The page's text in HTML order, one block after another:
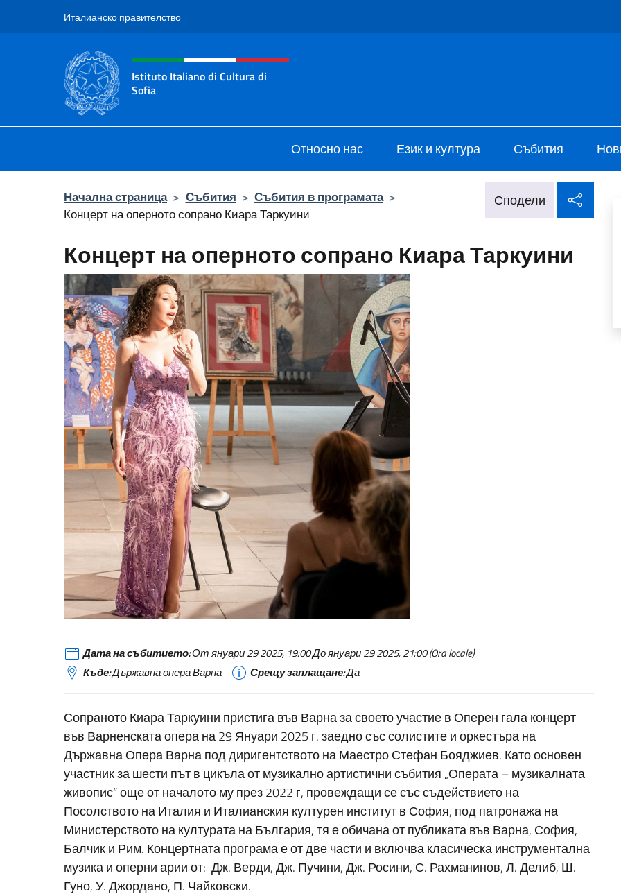
Италианско правителство
Intestazione sito, social e menù
Istituto Italiano di Cultura di
Sofia
Относно нас Език и култура Събития
Начална страница > Събития > Събития в програмата >
Концерт на оперното сопрано Киара Таркуини
Сподели
Концерт на оперното сопрано Киара Таркуини
Дата на събитието:От януари 29 2025, 19:00 До януари 29 2025, 21:00 (Ora locale)
Къде:Държавна опера Варна Срещу заплащане:Да
Сопраното Киара Таркуини пристига във Варна за своето участие в Оперен гала концерт
във Варненската опера на 29 Януари 2025 г. заедно със солистите и оркестъра на
Държавна Опера Варна под диригентството на Маестро Стефан Бояджиев. Като основен
участник за шести път в цикъла от музикално артистични събития „Операта – музикалната
живопис“ още от началото му през 2022 г, провеждащи се със съдействието на
Посолството на Италия и Италианския културен институт в София, под патронажа на
Министерството на културата на България, тя е обичана от публиката във Варна, София,
Балчик и Рим. Концертната програма е от две части и включва класическа инструментална
музика и оперни арии от: Дж. Верди, Дж. Пучини, Дж. Росини, С. Рахманинов, Л. Делиб, Ш.
Гуно, У. Джордано, П. Чайковски.